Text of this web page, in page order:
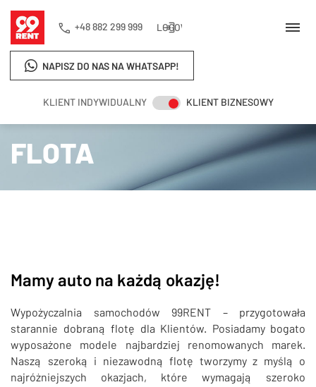
KLIENT INDYWIDUALNY KLIENT BIZNESOWY
NAPISZ DO NAS NA WHATSAPP!
+48 882 299 999 LOGOWANIE
SZUKAJ
Strona główna Flota
FLOTA
Mamy auto na każdą okazję!
Wypożyczalnia samochodów 99RENT – przygotowała
starannie dobraną flotę dla Klientów. Posiadamy bogato
wyposażone modele najbardziej renomowanych marek.
Naszą szeroką i niezawodną flotę tworzymy z myślą o
najróżniejszych okazjach, które wymagają szeroko